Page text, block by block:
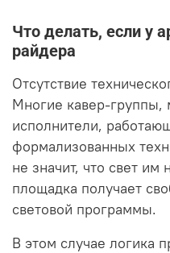
Что делать, если у
райдера
Отсутствие
Многие кавер-группы,
исполнители,
формализованных
не значит, что свет им
площадка получает
световой программы.
В этом случае логика